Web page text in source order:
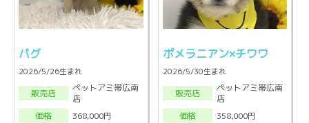
パグ
2026/5/26生まれ
販売店
ペットアミ帯広南
店
価格
368,000円
ポメラニアン×チワワ
2026/5/30生まれ
販売店
ペットアミ帯広南
店
価格
358,000円